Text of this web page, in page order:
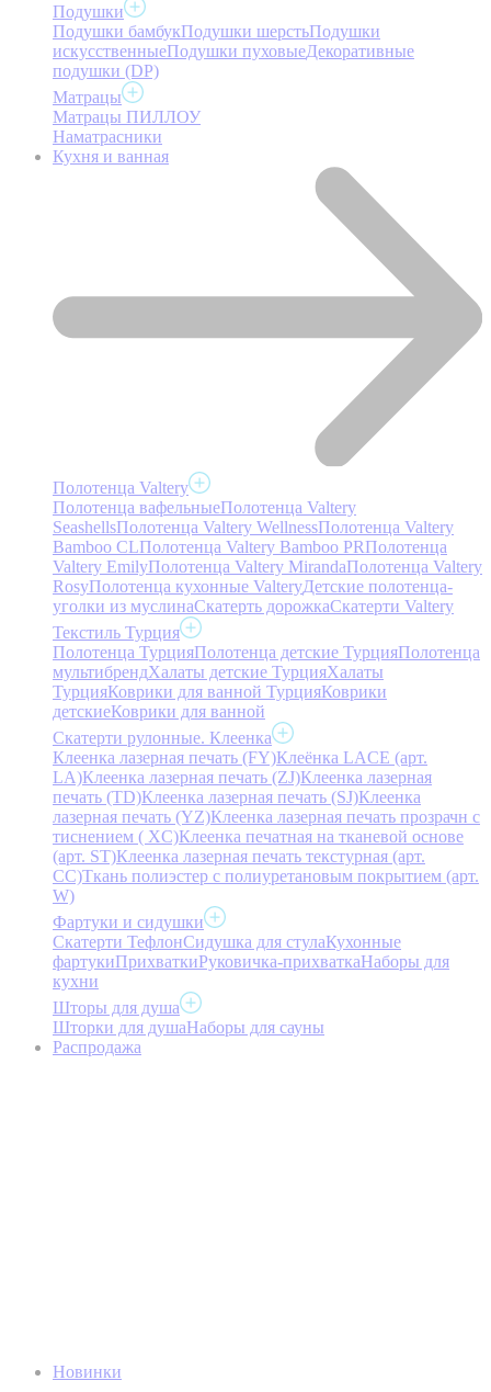
Подушки
Подушки бамбукПодушки шерстьПодушки
искусственныеПодушки пуховыеДекоративные
подушки (DP)
Матрацы
Матрацы ПИЛЛОУ
Наматрасники
Кухня и ванная
Полотенца Valtery
Полотенца вафельныеПолотенца Valtery
SeashellsПолотенца Valtery WellnessПолотенца Valtery
Bamboo CLПолотенца Valtery Bamboo PRПолотенца
Valtery EmilyПолотенца Valtery MirandaПолотенца Valtery
RosyПолотенца кухонные ValteryДетские полотенца-
уголки из муслинаСкатерть дорожкаСкатерти Valtery
Текстиль Турция
Полотенца ТурцияПолотенца детские ТурцияПолотенца
мультибрендХалаты детские ТурцияХалаты
ТурцияКоврики для ванной ТурцияКоврики
детскиеКоврики для ванной
Скатерти рулонные. Клеенка
Клеенка лазерная печать (FY)Клеёнка LACE (арт.
LA)Клеенка лазерная печать (ZJ)Клеенка лазерная
печать (TD)Клеенка лазерная печать (SJ)Клеенка
лазерная печать (YZ)Клеенка лазерная печать прозрачн с
тиснением ( XC)Клеенка печатная на тканевой основе
(арт. ST)Клеенка лазерная печать текстурная (арт.
CC)Ткань полиэстер с полиуретановым покрытием (арт.
W)
Фартуки и сидушки
Скатерти ТефлонСидушка для стулаКухонные
фартукиПрихваткиРуковичка-прихваткаНаборы для
кухни
Шторы для душа
Шторки для душаНаборы для сауны
Распродажа
Новинки